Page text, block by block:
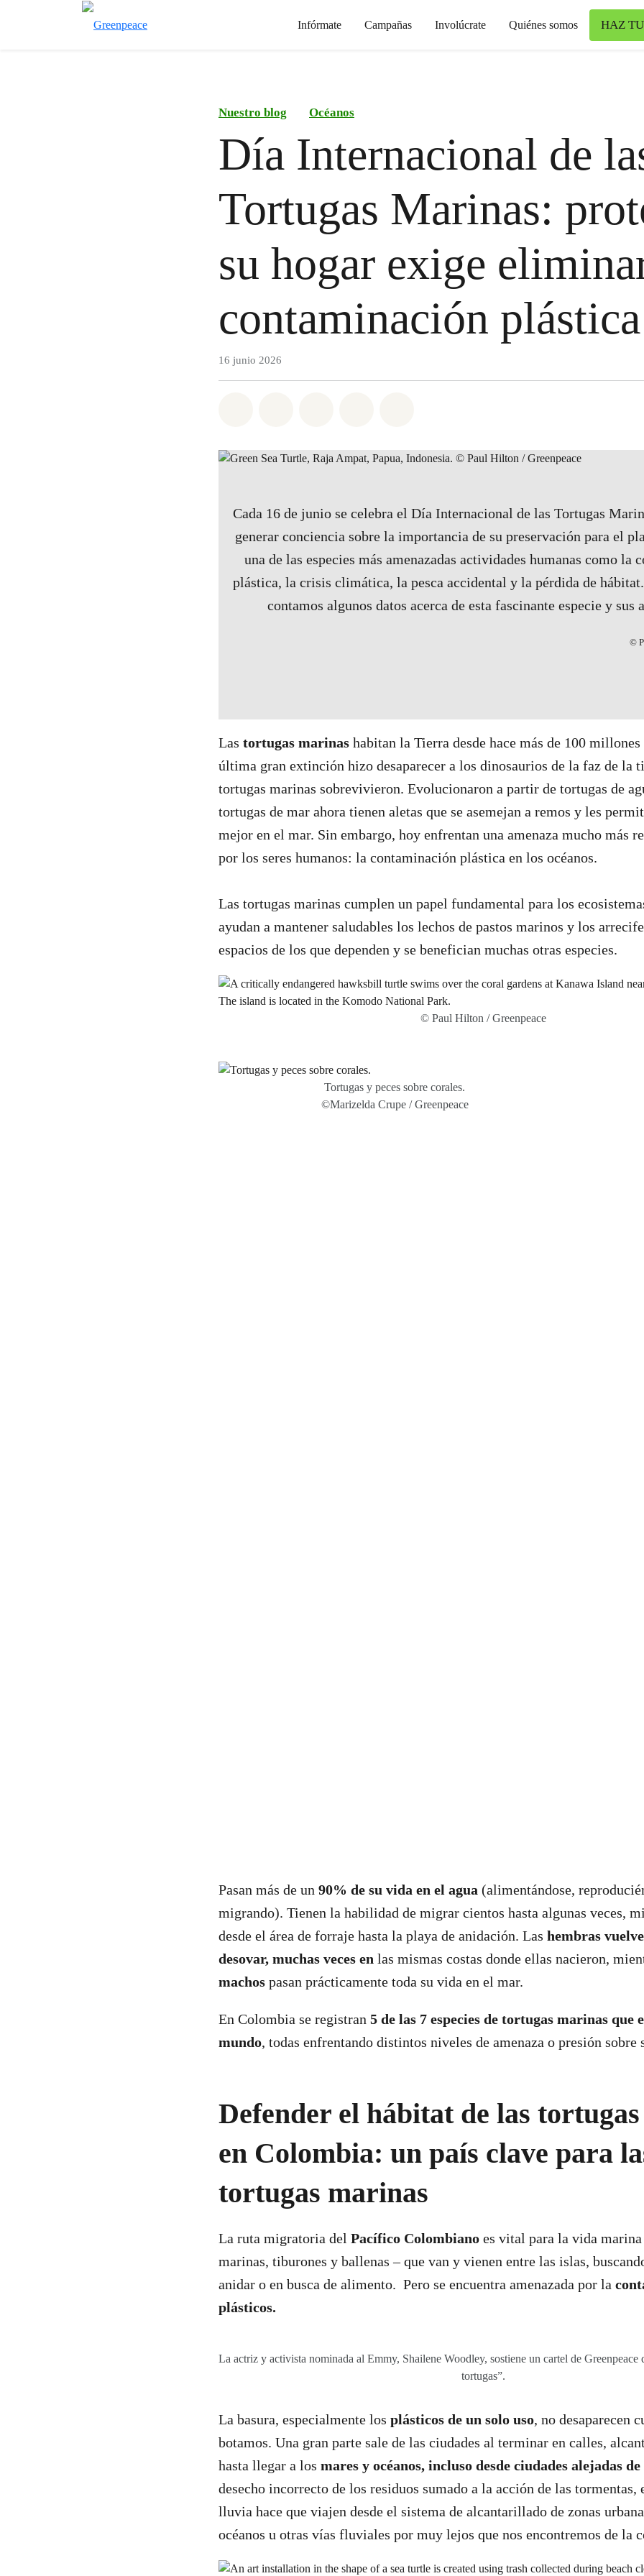
Infórmate Campañas Involúcrate Quiénes somos HAZ
Nuestro blog Océanos
Día Internacional de
Tortugas Marinas:
su hogar exige
contaminación plástica
16 junio 2026
Cada 16 de junio se celebra el Día Internacional de las Tortugas
generar conciencia sobre la importancia de su preservación para el
una de las especies más amenazadas actividades humanas como la
plástica, la crisis climática, la pesca accidental y la pérdida de
contamos algunos datos acerca de esta fascinante especie y sus
©
Las tortugas marinas habitan la Tierra desde hace más de 100 millones
última gran extinción hizo desaparecer a los dinosaurios de la faz de la
tortugas marinas sobrevivieron. Evolucionaron a partir de tortugas de
tortugas de mar ahora tienen aletas que se asemejan a remos y les
mejor en el mar. Sin embargo, hoy enfrentan una amenaza mucho más
por los seres humanos: la contaminación plástica en los océanos.
Las tortugas marinas cumplen un papel fundamental para los
ayudan a mantener saludables los lechos de pastos marinos y los
espacios de los que dependen y se benefician muchas otras especies.
© Paul Hilton / Greenpeace
Tortugas y peces sobre corales.
©Marizelda Crupe / Greenpeace
Pasan más de un 90% de su vida en el agua (alimentándose,
migrando). Tienen la habilidad de migrar cientos hasta algunas veces,
desde el área de forraje hasta la playa de anidación. Las hembras
desovar, muchas veces en las mismas costas donde ellas nacieron,
machos pasan prácticamente toda su vida en el mar.
En Colombia se registran 5 de las 7 especies de tortugas marinas que
mundo, todas enfrentando distintos niveles de amenaza o presión sobre
Defender el hábitat de las
en Colombia: un país clave para
tortugas marinas
La ruta migratoria del Pacífico Colombiano es vital para la vida
marinas, tiburones y ballenas – que van y vienen entre las islas,
anidar o en busca de alimento. Pero se encuentra amenazada por la
plásticos.
La actriz y activista nominada al Emmy, Shailene Woodley, sostiene un cartel de Greenpeace
tortugas”.
La basura, especialmente los plásticos de un solo uso, no desaparecen
botamos. Una gran parte sale de las ciudades al terminar en calles,
hasta llegar a los mares y océanos, incluso desde ciudades alejadas de
desecho incorrecto de los residuos sumado a la acción de las tormentas,
lluvia hace que viajen desde el sistema de alcantarillado de zonas
océanos u otras vías fluviales por muy lejos que nos encontremos de la